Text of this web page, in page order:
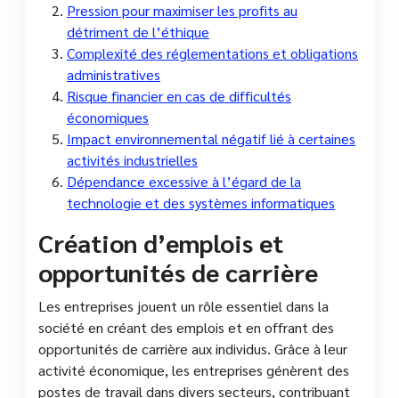
Pression pour maximiser les profits au
détriment de l’éthique
Complexité des réglementations et obligations
administratives
Risque financier en cas de difficultés
économiques
Impact environnemental négatif lié à certaines
activités industrielles
Dépendance excessive à l’égard de la
technologie et des systèmes informatiques
Création d’emplois et
opportunités de carrière
Les entreprises jouent un rôle essentiel dans la
société en créant des emplois et en offrant des
opportunités de carrière aux individus. Grâce à leur
activité économique, les entreprises génèrent des
postes de travail dans divers secteurs, contribuant